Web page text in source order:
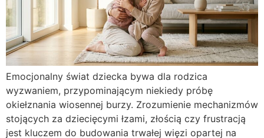
Emocjonalny świat dziecka bywa dla rodzica
wyzwaniem, przypominającym niekiedy próbę
okiełznania wiosennej burzy. Zrozumienie mechanizmów
stojących za dziecięcymi łzami, złością czy frustracją
jest kluczem do budowania trwałej więzi opartej na